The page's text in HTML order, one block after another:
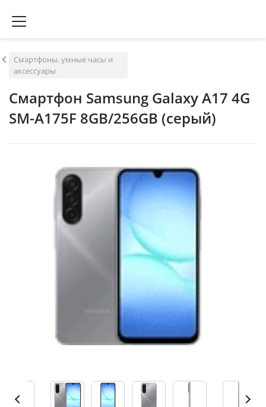
Смартфоны, умные часы и
аксессуары
Смартфон Samsung Galaxy A17 4G
SM-A175F 8GB/256GB (серый)